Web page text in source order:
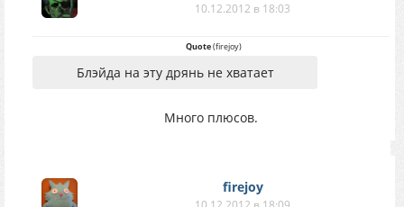
10.12.2012 в 18:03
Quote(firejoy)
Блэйда на эту дрянь не хватает
Много плюсов.
firejoy